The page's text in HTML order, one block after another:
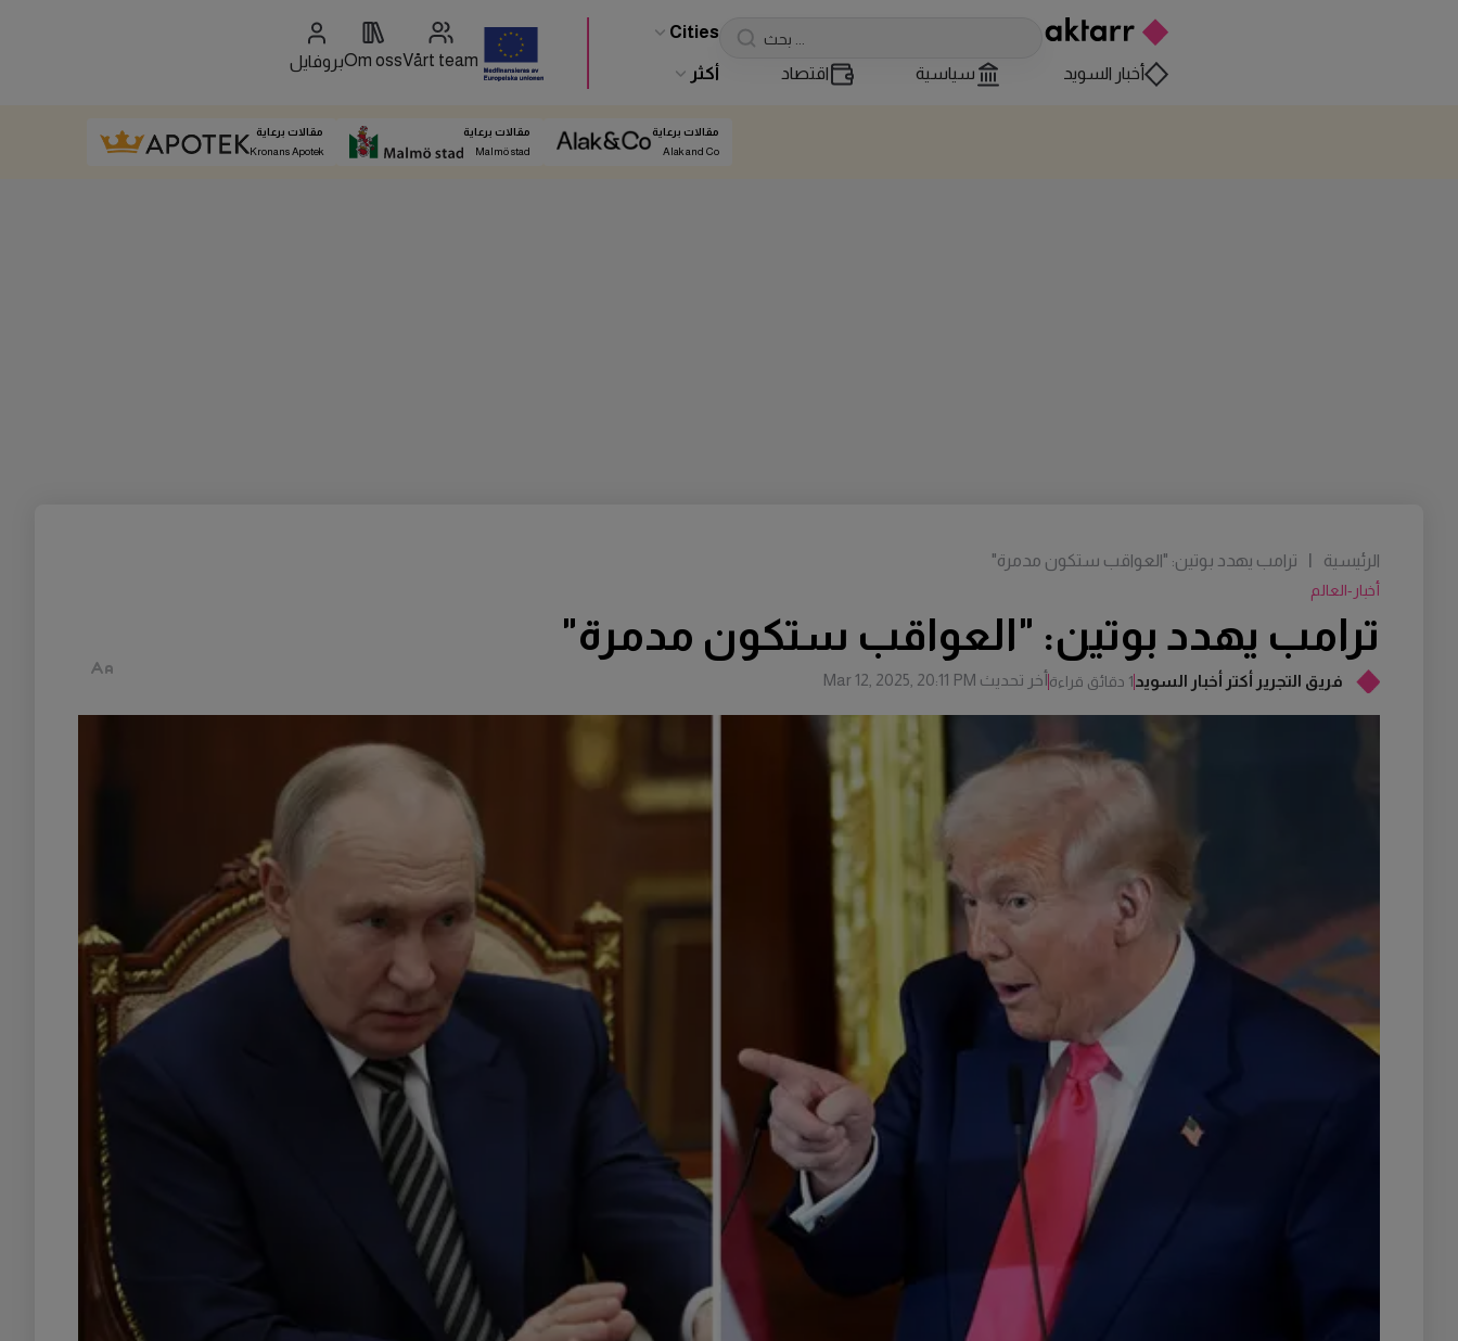
Cities
أخبار السويد سياسية اقتصاد أكثر
Vårt team
Om ossبروفايل
مقالات برعاية
Alak and Co
مقالات برعاية
Malmö stad
مقالات برعاية
Kronans Apotek
فريق التجرير أكتر أخبار السويد1 دقائق قراءة أخر تحديث Mar 12, 2025, 20:11 PM
ترامب يهدد بوتين: "العواقب ستكون مدمرة"
أخبار-العالم
الرئيسية | ترامب يهدد بوتين: "العواقب ستكون مدمرة"